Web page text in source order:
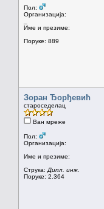
Пол:
Организација:
Име и презиме:
Поруке: 889
Зоран Ђорђевић
староседелац
Ван мреже
Пол:
Организација:
Име и презиме:
Струка: Дипл. инж.
Поруке: 2.364